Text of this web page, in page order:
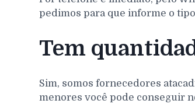
pedimos para que informe o
Tem
Sim, somos fornecedores
menores você pode conseguir